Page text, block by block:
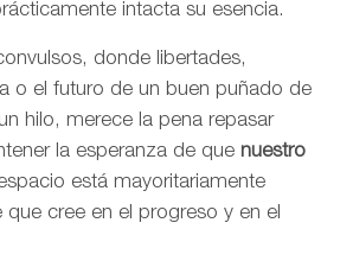
intacta su esencia.
donde libertades,
o el futuro de un buen puñado de
hilo, merece la pena repasar
la esperanza de que nuestro
está mayoritariamente
cree en el progreso y en el